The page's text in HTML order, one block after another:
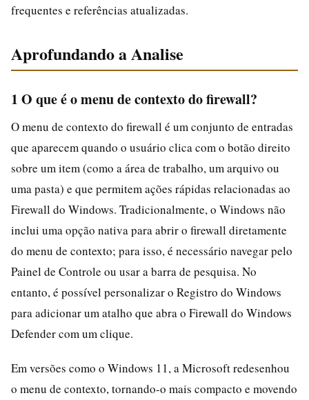
frequentes e referências atualizadas.
Aprofundando a Analise
1 O que é o menu de contexto do firewall?
O menu de contexto do firewall é um conjunto de entradas
que aparecem quando o usuário clica com o botão direito
sobre um item (como a área de trabalho, um arquivo ou
uma pasta) e que permitem ações rápidas relacionadas ao
Firewall do Windows. Tradicionalmente, o Windows não
inclui uma opção nativa para abrir o firewall diretamente
do menu de contexto; para isso, é necessário navegar pelo
Painel de Controle ou usar a barra de pesquisa. No
entanto, é possível personalizar o Registro do Windows
para adicionar um atalho que abra o Firewall do Windows
Defender com um clique.
Em versões como o Windows 11, a Microsoft redesenhou
o menu de contexto, tornando-o mais compacto e movendo